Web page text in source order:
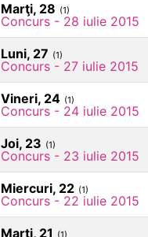
Marţi, 28 (1)
Concurs - 28 iulie 2015
Luni, 27 (1)
Concurs - 27 iulie 2015
Vineri, 24 (1)
Concurs - 24 iulie 2015
Joi, 23 (1)
Concurs - 23 iulie 2015
Miercuri, 22 (1)
Concurs - 22 iulie 2015
Marţi, 21